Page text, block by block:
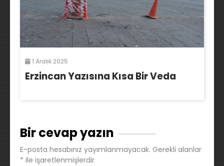
1 Aralık 2025
Erzincan Yazısına Kısa Bir Veda
Bir cevap yazın
E-posta hesabınız yayımlanmayacak. Gerekli alanlar
* ile işaretlenmişlerdir